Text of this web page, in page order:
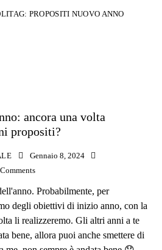
TAG: PROPOSITI NUOVO ANNO
ancora una volta
propositi?
Gennaio 8, 2024
Comments
Probabilmente, per
degli obiettivi di inizio anno, con la
li realizzeremo. Gli altri anni a te
bene, allora puoi anche smettere di